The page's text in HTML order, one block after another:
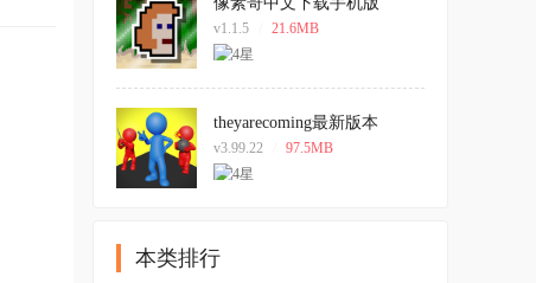
v1.1.5 21.6MB
theyarecoming最新版本
v3.99.22 97.5MB
本类排行